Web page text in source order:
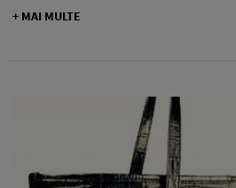
+ MAI MULTE